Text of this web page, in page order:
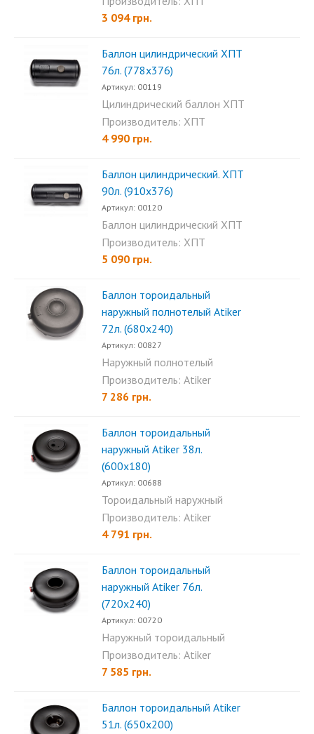
3 094 грн.
Баллон цилиндрический ХПТ
76л. (778х376)
Артикул: 00119
Цилиндрический баллон ХПТ
76л. (778х376)...
Производитель: ХПТ
4 990 грн.
Баллон цилиндрический. ХПТ
90л. (910х376)
Артикул: 00120
Баллон цилиндрический ХПТ
90л. (910х376)...
Производитель: ХПТ
5 090 грн.
Баллон тороидальный
наружный полнотелый Аtiker
72л. (680х240)
Артикул: 00827
Наружный полнотелый
тороидальный баллон Atiker...
Производитель: Atiker
7 286 грн.
Баллон тороидальный
наружный Аtiker 38л.
(600х180)
Артикул: 00688
Тороидальный наружный
баллон Atiker 38л (600x180)...
Производитель: Atiker
4 791 грн.
Баллон тороидальный
наружный Аtiker 76л.
(720х240)
Артикул: 00720
Наружный тороидальный
баллон Atiker 76л (720×240)...
Производитель: Atiker
7 585 грн.
Баллон тороидальный Аtiker
51л. (650х200)